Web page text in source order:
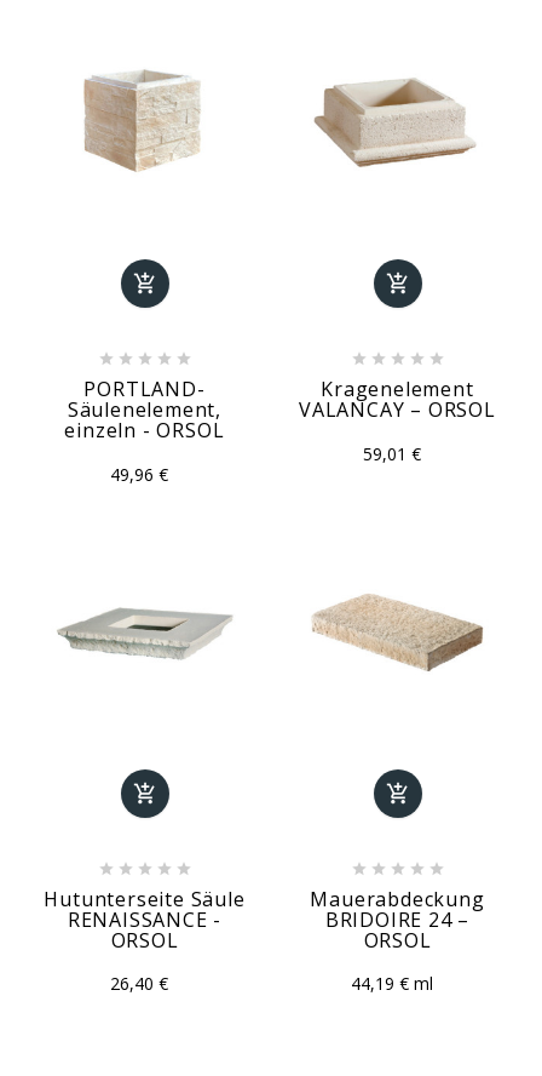

    
PORTLAND-
Säulenelement,
einzeln - ORSOL
49,96 €

    
Kragenelement
VALANCAY – ORSOL
59,01 €

    
Hutunterseite Säule
RENAISSANCE -
ORSOL
26,40 €

    
Mauerabdeckung
BRIDOIRE 24 –
ORSOL
44,19 € ml